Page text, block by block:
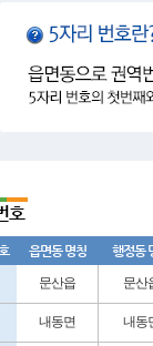
호
읍면동 명칭 행정동
문산읍 문산
내동면 내동